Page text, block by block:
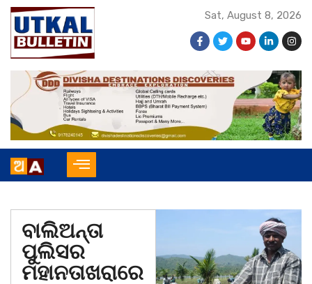
Sat, August 8, 2026
ବାଲିଅନ୍ତା
ପୁଲିସର
ମହାନତାଖରାରେ